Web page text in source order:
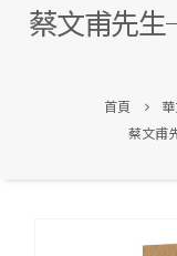
蔡文甫先
首頁
蔡文甫